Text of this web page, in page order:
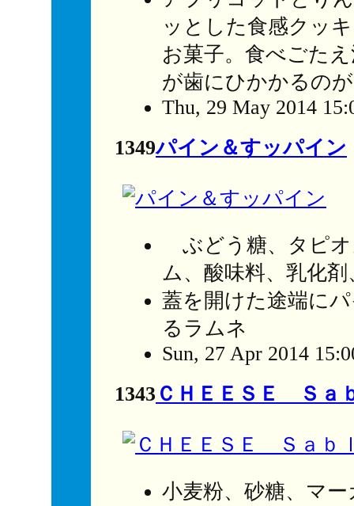
ッとした食感クッ
お菓子。食べごた
が歯にひかかるの
Thu, 29 May 2014
1349パイン＆すッパイン
ぶどう糖、タピ
ム、酸味料、乳化
蓋を開けた途端に
るラムネ
Sun, 27 Apr 2014
1343 ＣＨＥＥＳＥ Ｓａ
小麦粉、砂糖、マ